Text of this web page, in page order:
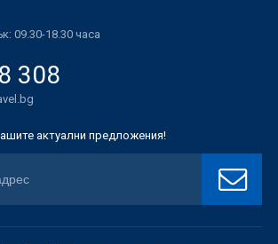
09.30-18.30 часа
308
актуални предложения!